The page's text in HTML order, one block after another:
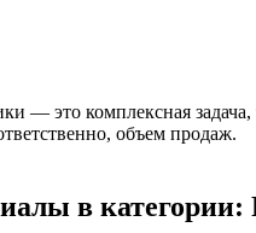
— это комплексная
объем продаж.
в категории: